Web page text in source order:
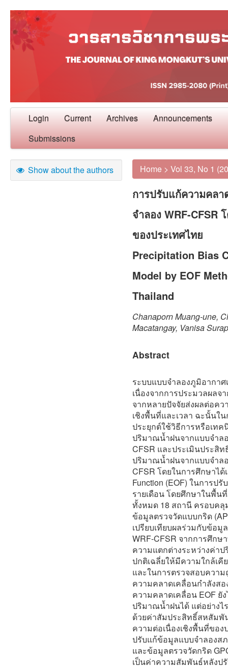
Login Current Archives Announcements
Submissions
Show about the authors Home > Vol 33, No 1
การปรับแก้ความคล
จำลอง WRF-CFSR
ของประเทศไทย
Precipitation Bias
Model by EOF
Thailand
Chanaporn Muang-une,
Macatangay, Vanisa
Abstract
ระบบแบบจำลองภูมิอากา
เนื่องจากการประมวลผล
จากหลายปัจจัยส่งผลต่อค
เชิงพื้นที่และเวลา ฉะนั้นใ
ประยุกต์ใช้วิธีการหรือเท
ปริมาณน้ำฝนจากแบบจำล
CFSR และประเมินประสิ
ปริมาณน้ำฝนจากแบบจำล
CFSR โดยในการศึกษาได้
Function (EOF) ในการ
รายเดือน โดยศึกษาในพื้น
ทั้งหมด 18 สถานี ครอบคลุ
ข้อมูลตรวจวัดแบบกริด
เปรียบเทียบผลร่วมกับข้อ
WRF-CFSR จากการศึก
ความแตกต่างระหว่างค่า
ปกติเฉลี่ยให้มีความใกล้เ
และในการตรวจสอบควา
ความคลาดเคลื่อนกำลังสอ
ความคลาดเคลื่อน EOF
ปริมาณน้ำฝนได้ แต่อย่างไ
ด้วยค่าสัมประสิทธิ์สหสัมพั
ความต่อเนื่องเชิงพื้นที่ขอ
ปรับแก้ข้อมูลแบบจำลองส
และข้อมูลตรวจวัดกริด
เป็นค่าความสัมพันธ์หลังป